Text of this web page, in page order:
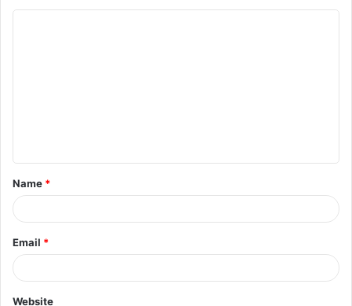
t
*
Name *
Email *
Website